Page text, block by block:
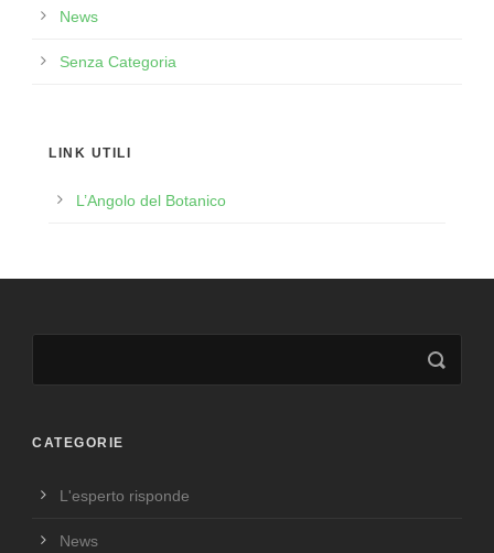
News
Senza Categoria
LINK UTILI
L’Angolo del Botanico
CATEGORIE
L'esperto risponde
News